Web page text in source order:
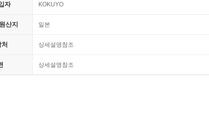
자 KOKUYO
산지 일본
상세설명참조
상세설명참조